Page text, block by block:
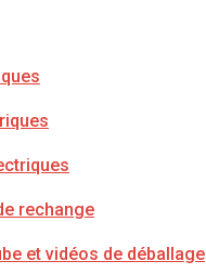
rechange
et vidéos de déballage